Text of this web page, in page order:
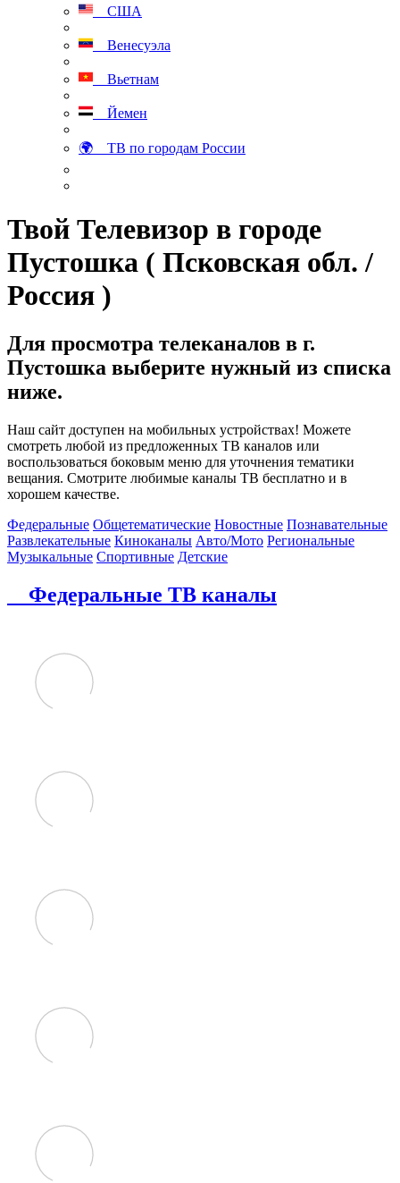
США
Венесуэла
Вьетнам
Йемен
🌍 ТВ по городам России
Твой Телевизор в городе
Пустошка ( Псковская обл. /
Россия )
Для просмотра телеканалов в г.
Пустошка выберите нужный из списка
ниже.
Наш сайт доступен на мобильных устройствах! Можете
смотреть любой из предложенных ТВ каналов или
воспользоваться боковым меню для уточнения тематики
вещания. Смотрите любимые каналы ТВ бесплатно и в
хорошем качестве.
Федеральные Общетематические Новостные Познавательные
Развлекательные Киноканалы Авто/Мото Региональные
Музыкальные Спортивные Детские
Федеральные ТВ каналы